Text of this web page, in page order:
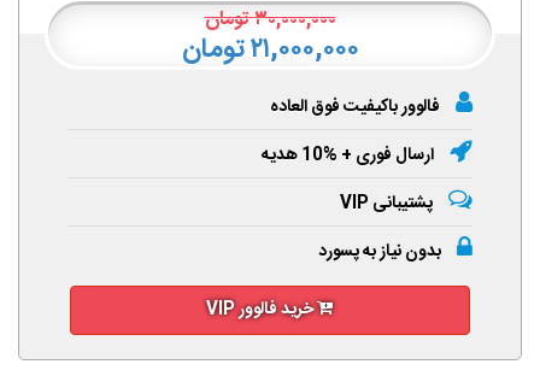
۳۰,۰۰۰,۰۰۰تومان
۲۱,۰۰۰,۰۰۰ تومان
فالوور باکیفیت فوق العاده
ارسال فوری + %10 هدیه
پشتیبانی VIP
بدون نیاز به پسورد
خرید فالوور VIP